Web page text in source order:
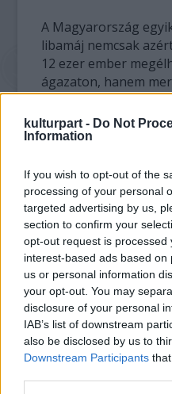
kulturpart - Do Not
Information
If you wish to opt-out of the
processing of your personal
targeted advertising by us,
section to confirm your
opt-out request is processed
interest-based ads based
us or personal information
your opt-out. You may
disclosure of your personal
IAB’s list of downstream
also be disclosed by us to
Downstream Participants
A Magyarország
libamáj nemcsak
12 ezer ember
ágazaton, hanem
20 milliárd forintot
Ezért
keretein belül a
tisztségviselői
problémákat,
években komoly
libamájágazatot, a
sikerült tönkretenni.
termelésével, 8
produkálva
világelső a
Dr. Dancsó József